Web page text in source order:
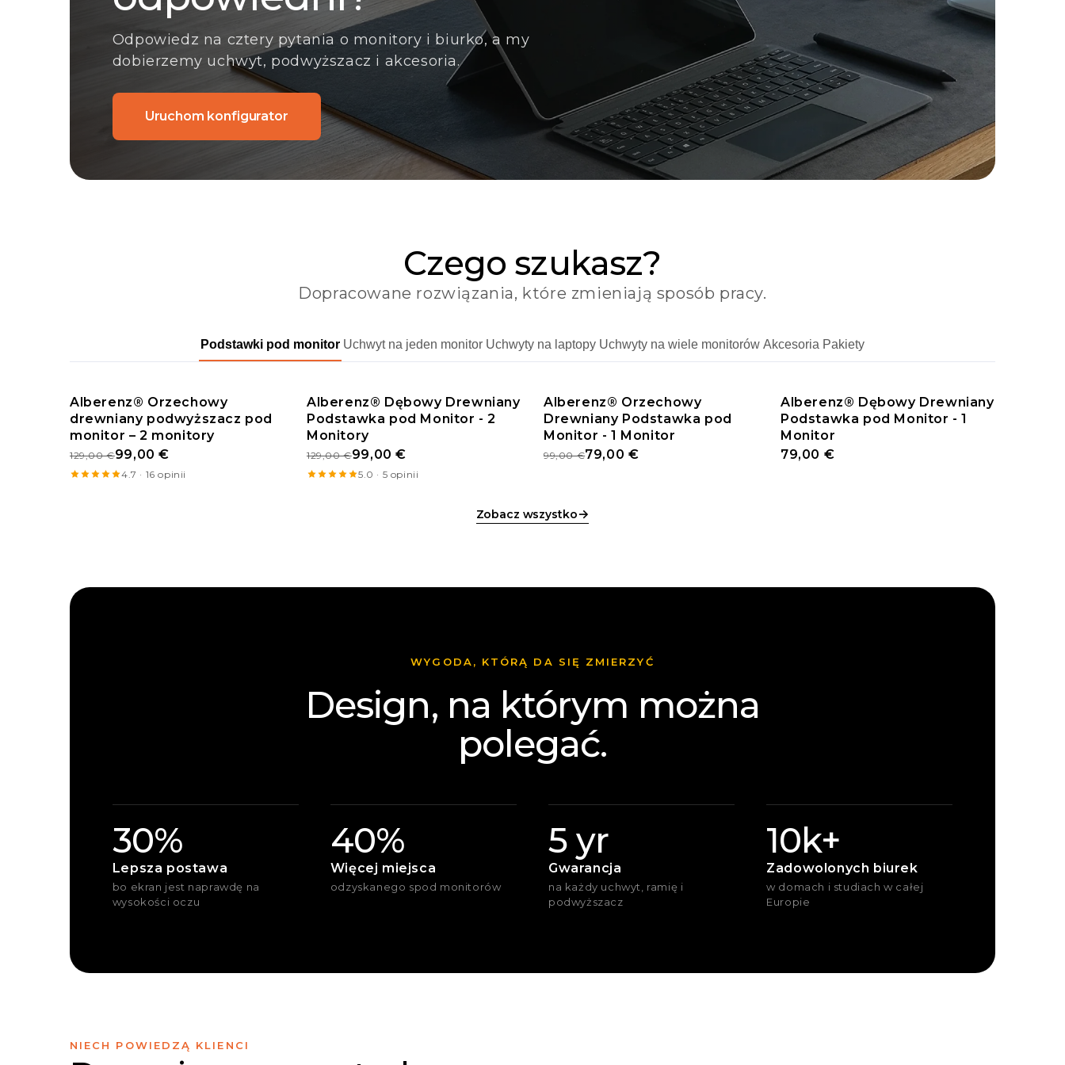
Odpowiedz na cztery pytania o monitory i biurko, a my
dobierzemy uchwyt, podwyższacz i akcesoria.
Uruchom konfigurator
Czego szukasz?
Dopracowane rozwiązania, które zmieniają sposób pracy.
Podstawki pod monitor Uchwyt na jeden monitor Uchwyty na laptopy Uchwyty na wiele monitorów Akcesoria Pakiety
PROMOCJA
Alberenz® Orzechowy
drewniany podwyższacz pod
monitor – 2 monitory
129,00 €99,00 €
4.7 · 16 opinii
PROMOCJA
Alberenz® Dębowy Drewniany
Podstawka pod Monitor - 2
Monitory
129,00 €99,00 €
5.0 · 5 opinii
PROMOCJA
Alberenz® Orzechowy
Drewniany Podstawka pod
Monitor - 1 Monitor
99,00 €79,00 €
Alberenz® Dębowy Drewniany
Podstawka pod Monitor - 1
Monitor
79,00 €
Zobacz wszystko→
WYGODA, KTÓRĄ DA SIĘ ZMIERZYĆ
Design, na którym można
polegać.
30%
Lepsza postawa
bo ekran jest naprawdę na
wysokości oczu
40%
Więcej miejsca
odzyskanego spod monitorów
5 yr
Gwarancja
na każdy uchwyt, ramię i
podwyższacz
10k+
Zadowolonych biurek
w domach i studiach w całej
Europie
NIECH POWIEDZĄ KLIENCI